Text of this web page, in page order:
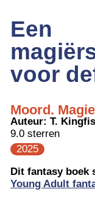
Een
voor
Moord.
Auteur: T.
9.0 sterren
2025
Dit fantasy boek
Young Adult